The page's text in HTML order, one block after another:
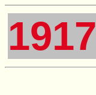
1917